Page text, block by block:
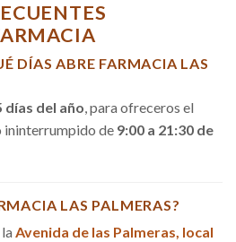
DÍAS ABRE FARMACIA LAS
días del año, para ofreceros el
ininterrumpido de 9:00 a 21:30 de
LAS PALMERAS?
Avenida de las Palmeras, local